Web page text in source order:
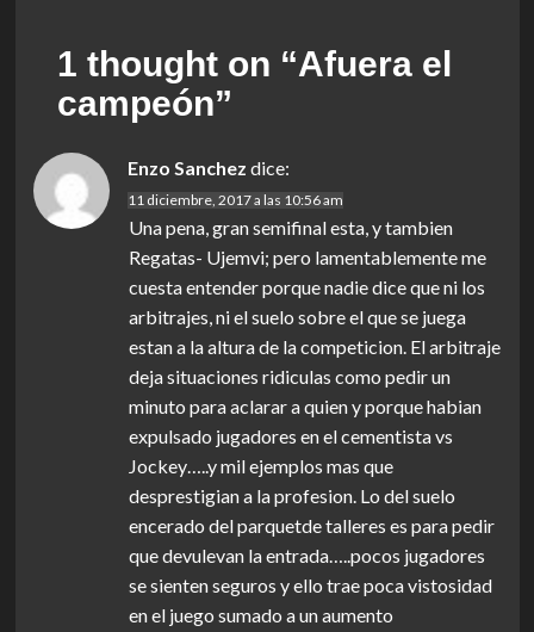
1 thought on “Afuera el
campeón”
Enzo Sanchez dice:
11 diciembre, 2017 a las 10:56 am
Una pena, gran semifinal esta, y tambien
Regatas- Ujemvi; pero lamentablemente me
cuesta entender porque nadie dice que ni los
arbitrajes, ni el suelo sobre el que se juega
estan a la altura de la competicion. El arbitraje
deja situaciones ridiculas como pedir un
minuto para aclarar a quien y porque habian
expulsado jugadores en el cementista vs
Jockey…..y mil ejemplos mas que
desprestigian a la profesion. Lo del suelo
encerado del parquetde talleres es para pedir
que devulevan la entrada…..pocos jugadores
se sienten seguros y ello trae poca vistosidad
en el juego sumado a un aumento